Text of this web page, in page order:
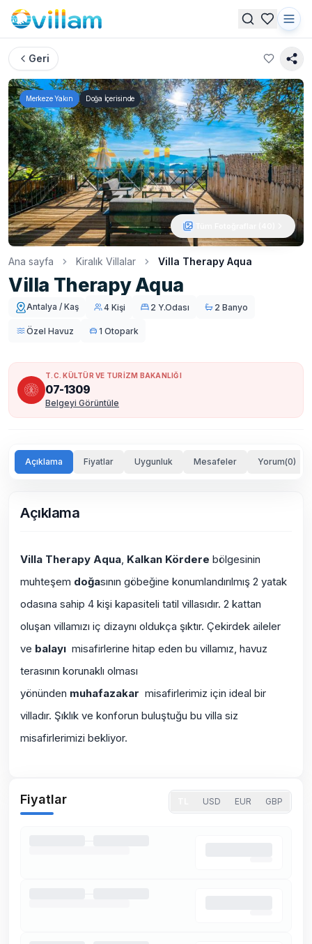
Geri
Merkeze Yakın Doğa İçerisinde
Ana sayfa Kiralık Villalar Villa Therapy Aqua
Villa Therapy Aqua
Antalya / Kaş 4 Kişi 2 Y.Odası 2 Banyo
Özel Havuz 1 Otopark
T.C. KÜLTÜR VE TURİZM BAKANLIĞI
07-1309
Belgeyi Görüntüle
Açıklama Fiyatlar Uygunluk Mesafeler Yorum(0)
Açıklama
Villa Therapy Aqua, Kalkan Kördere bölgesinin
muhteşem doğasının göbeğine konumlandırılmış 2 yatak
odasına sahip 4 kişi kapasiteli tatil villasıdır. 2 kattan
oluşan villamızı iç dizaynı oldukça şıktır. Çekirdek aileler
ve balayı misafirlerine hitap eden bu villamız, havuz
terasının korunaklı olması
yönünden muhafazakar misafirlerimiz için ideal bir
villadır. Şıklık ve konforun buluştuğu bu villa siz
misafirlerimizi bekliyor.
Fiyatlar USD EUR GBP